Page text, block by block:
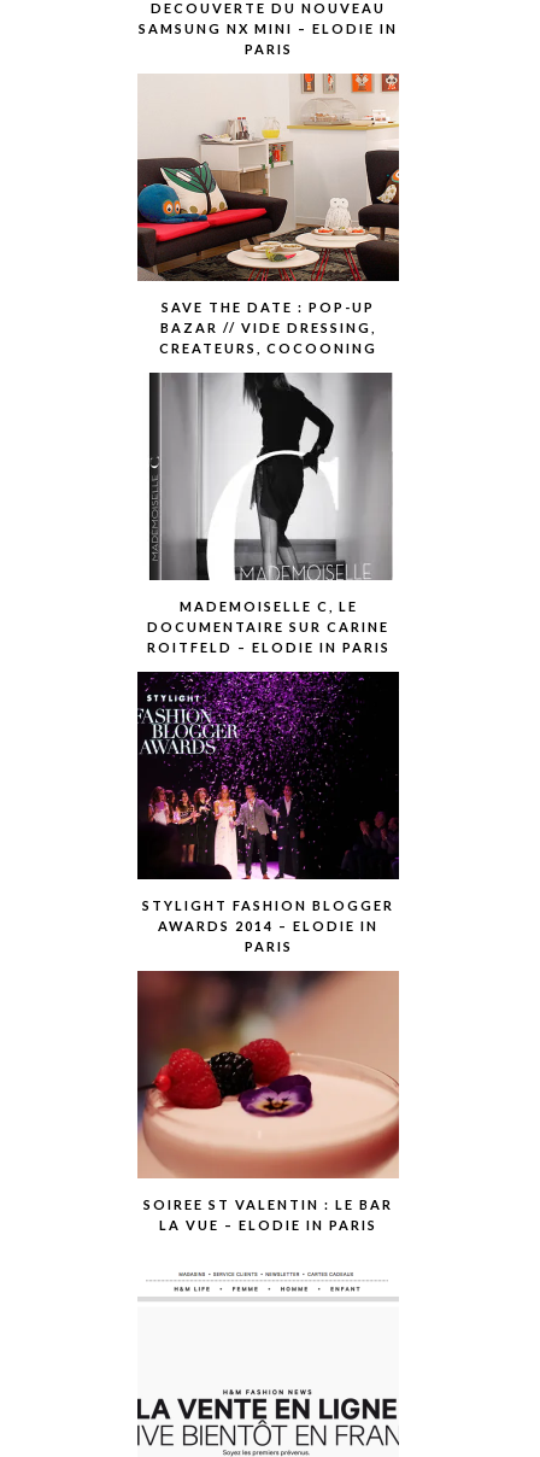
DECOUVERTE DU NOUVEAU
SAMSUNG NX MINI – ELODIE IN
PARIS
SAVE THE DATE : POP-UP
BAZAR // VIDE DRESSING,
CREATEURS, COCOONING
MADEMOISELLE C, LE
DOCUMENTAIRE SUR CARINE
ROITFELD – ELODIE IN PARIS
STYLIGHT FASHION BLOGGER
AWARDS 2014 – ELODIE IN
PARIS
SOIREE ST VALENTIN : LE BAR
LA VUE – ELODIE IN PARIS